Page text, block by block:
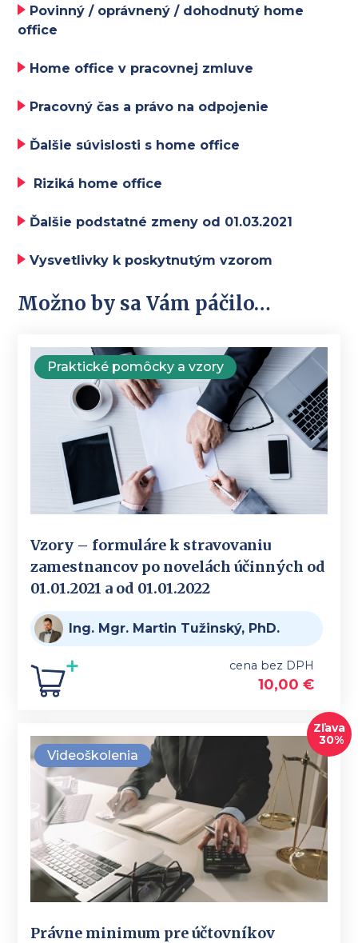
Povinný / oprávnený / dohodnutý home
office
Home office v pracovnej zmluve
Pracovný čas a právo na odpojenie
Ďalšie súvislosti s home office
Riziká home office
Ďalšie podstatné zmeny od 01.03.2021
Vysvetlivky k poskytnutým vzorom
Možno by sa Vám páčilo…
Praktické pomôcky a vzory
Vzory – formuláre k stravovaniu
zamestnancov po novelách účinných od
01.01.2021 a od 01.01.2022
Ing. Mgr. Martin Tužinský, PhD.
cena bez DPH
10,00 €
Videoškolenia
Zľava
30%
Právne minimum pre účtovníkov